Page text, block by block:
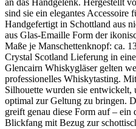
an das Handgelenk. Hergestellt
sind sie ein elegantes Accessoire
Handgefertigt in Schottland aus
aus Glas-Emaille Form der
Maße je Manschettenknopf: ca.
Crystal Scotland Lieferung in
Glencairn Whiskygläser gelten
professionelles Whiskytasting.
Silhouette wurden sie entwickelt,
optimal zur Geltung zu bringen.
greift genau diese Form auf – ein
Blickfang mit Bezug zur